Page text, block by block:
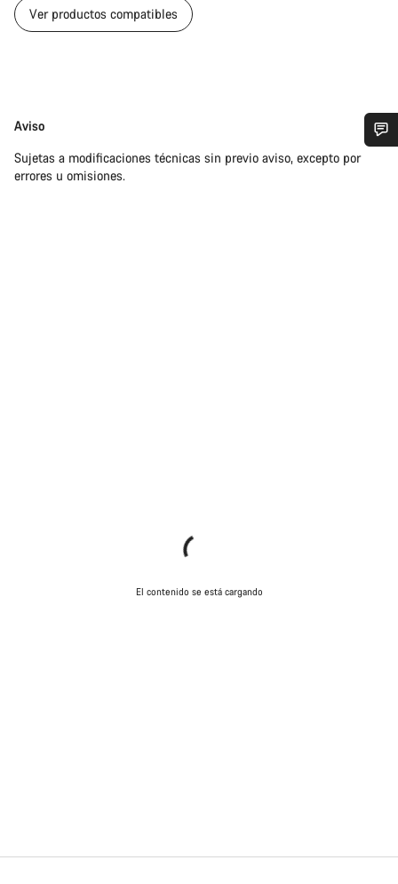
Ver productos compatibles
Exención
responsabilidades
Aviso
Sujetas a modificaciones técnicas sin previo aviso, excepto por
errores u omisiones.
El contenido se está cargando
¿Necesitas ayuda?